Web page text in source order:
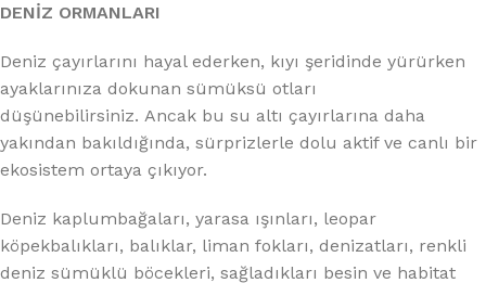
DENİZ ORMANLARI
Deniz çayırlarını hayal ederken, kıyı şeridinde yürürken
ayaklarınıza dokunan sümüksü otları
düşünebilirsiniz. Ancak bu su altı çayırlarına daha
yakından bakıldığında, sürprizlerle dolu aktif ve canlı bir
ekosistem ortaya çıkıyor.
Deniz kaplumbağaları, yarasa ışınları, leopar
köpekbalıkları, balıklar, liman fokları, denizatları, renkli
deniz sümüklü böcekleri, sağladıkları besin ve habitat